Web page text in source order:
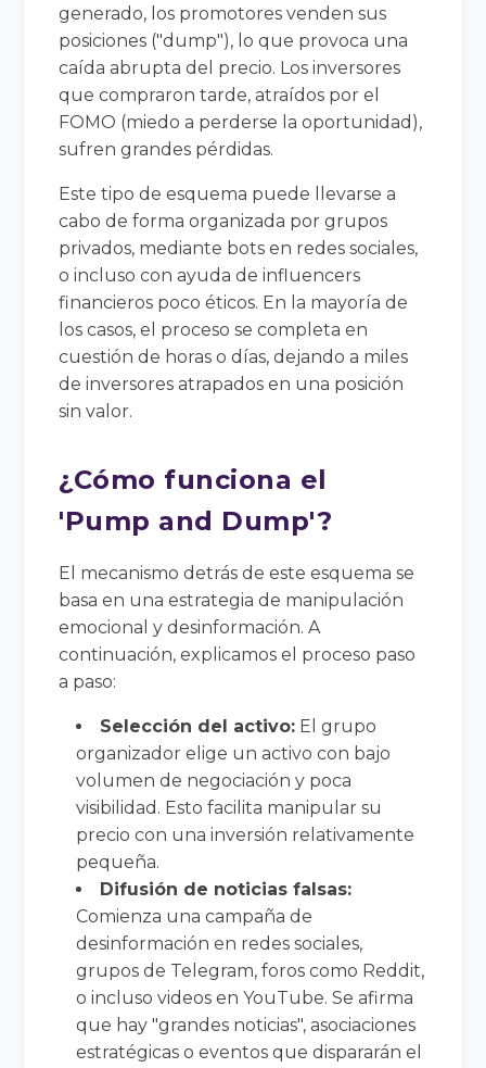
generado, los promotores venden sus
posiciones ("dump"), lo que provoca una
caída abrupta del precio. Los inversores
que compraron tarde, atraídos por el
FOMO (miedo a perderse la oportunidad),
sufren grandes pérdidas.
Este tipo de esquema puede llevarse a
cabo de forma organizada por grupos
privados, mediante bots en redes sociales,
o incluso con ayuda de influencers
financieros poco éticos. En la mayoría de
los casos, el proceso se completa en
cuestión de horas o días, dejando a miles
de inversores atrapados en una posición
sin valor.
¿Cómo funciona el
'Pump and Dump'?
El mecanismo detrás de este esquema se
basa en una estrategia de manipulación
emocional y desinformación. A
continuación, explicamos el proceso paso
a paso:
Selección del activo: El grupo
organizador elige un activo con bajo
volumen de negociación y poca
visibilidad. Esto facilita manipular su
precio con una inversión relativamente
pequeña.
Difusión de noticias falsas:
Comienza una campaña de
desinformación en redes sociales,
grupos de Telegram, foros como Reddit,
o incluso videos en YouTube. Se afirma
que hay "grandes noticias", asociaciones
estratégicas o eventos que dispararán el